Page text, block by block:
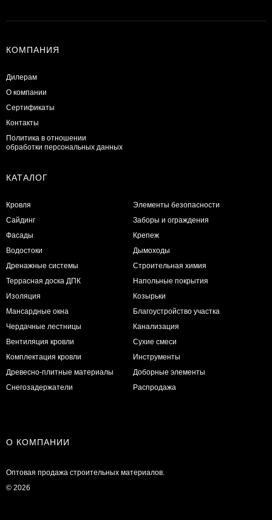
КОМПАНИЯ
Дилерам
О компании
Сертификаты
Контакты
Политика в отношении
обработки персональных данных
КАТАЛОГ
Кровля
Сайдинг
Фасады
Водостоки
Дренажные системы
Террасная доска ДПК
Изоляция
Мансардные окна
Чердачные лестницы
Вентиляция кровли
Комплектация кровли
Древесно-плитные материалы
Снегозадержатели
Элементы безопасности
Заборы и ограждения
Крепеж
Дымоходы
Строительная химия
Напольные покрытия
Козырьки
Благоустройство участка
Канализация
Сухие смеси
Инструменты
Доборные элементы
Распродажа
О КОМПАНИИ
Оптовая продажа строительных материалов.
© 2026